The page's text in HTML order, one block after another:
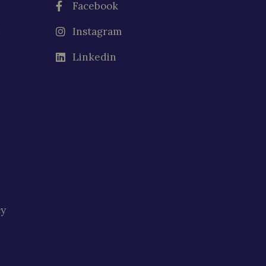
Facebook
Instagram
Linkedin